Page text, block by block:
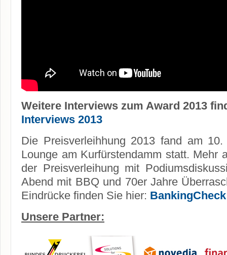
Weitere Interviews zum Award 2013
Interviews 2013
Die Preisverleihhung 2013 fand am
Lounge am Kurfürstendamm statt. Mehr
der Preisverleihung mit
Abend mit BBQ und 70er Jahre
Eindrücke finden Sie hier:
Unsere Partner: